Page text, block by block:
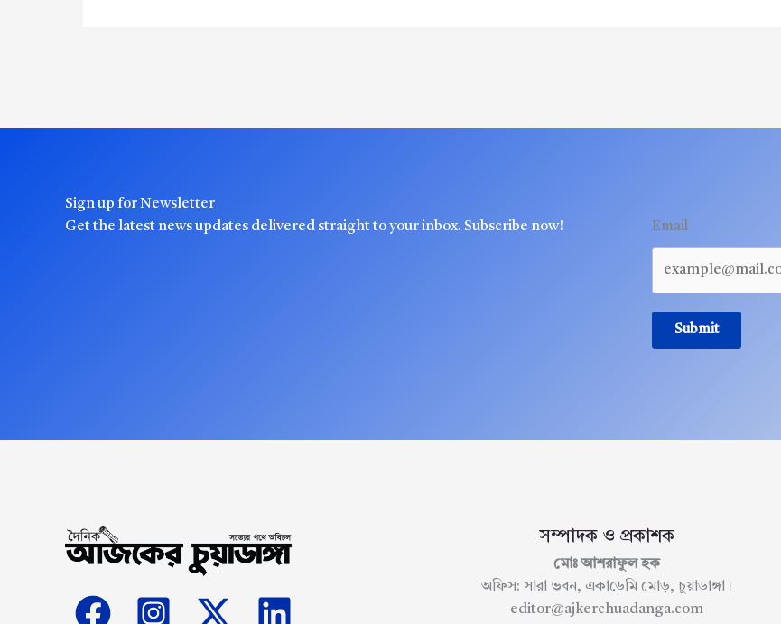
Sign up for Newsletter
Get the latest news updates delivered straight to your inbox. Subscribe now!
Email
Submit
সম্পাদক ও প্রকাশক
মোঃ আশরাফুল হক
অফিস: সারা ভবন, একাডেমি মোড়, চুয়াডাঙ্গা।
editor@ajkerchuadanga.com